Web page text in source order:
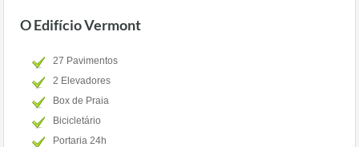
O Edifício Vermont
27 Pavimentos
2 Elevadores
Box de Praia
Bicicletário
Portaria 24h